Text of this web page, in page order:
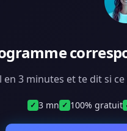
3 minutes et te dit si
✓ 3 mn ✓ 100% gratuit